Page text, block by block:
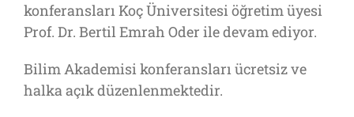
konferansları Koç Üniversitesi öğretim üyesi
Prof. Dr. Bertil Emrah Oder ile devam ediyor.
Bilim Akademisi konferansları ücretsiz ve
halka açık düzenlenmektedir.